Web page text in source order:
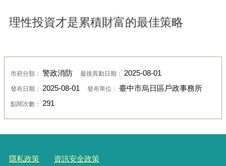
理性投資才是累積財富的最佳策略
市府分類： 警政消防 最後異動日期： 2025-08-01
發布日期： 2025-08-01 發布單位： 臺中市烏日區戶政事務所
點閱次數： 291
隱私政策 資訊安全政策